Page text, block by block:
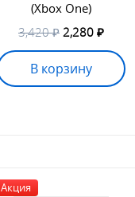
(Xbox One)
3,420 ₽ 2,280 ₽
В корзину
Акция